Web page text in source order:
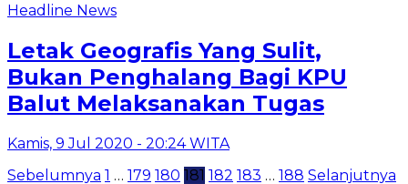
Headline News
Letak Geografis Yang Sulit,
Bukan Penghalang Bagi KPU
Balut Melaksanakan Tugas
Kamis, 9 Jul 2020 - 20:24 WITA
Paginasi
Sebelumnya 1 … 179 180 181 182 183 … 188 Selanjutnya